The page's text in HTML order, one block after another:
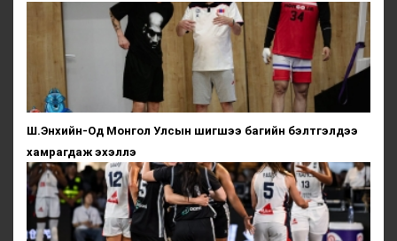
Ш.Энхийн-Од Монгол Улсын шигшээ багийн бэлтгэлдээ
хамрагдаж эхэллэ